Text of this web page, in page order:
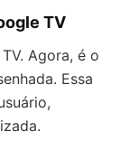
TV
Agora, é o
Essa